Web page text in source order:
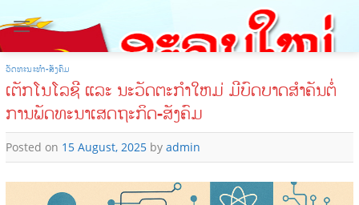
to
content
ວັດທະນະທຳ-ສັງຄົມ
ເຕັກໂນໂລຊີ ແລະ ນະວັດຕະກໍາໃຫມ່ ມີບົດບາດສໍາຄັນຕໍ່
ການພັດທະນາເສດຖະກິດ-ສັງຄົມ
Posted on 15 August, 2025 by admin